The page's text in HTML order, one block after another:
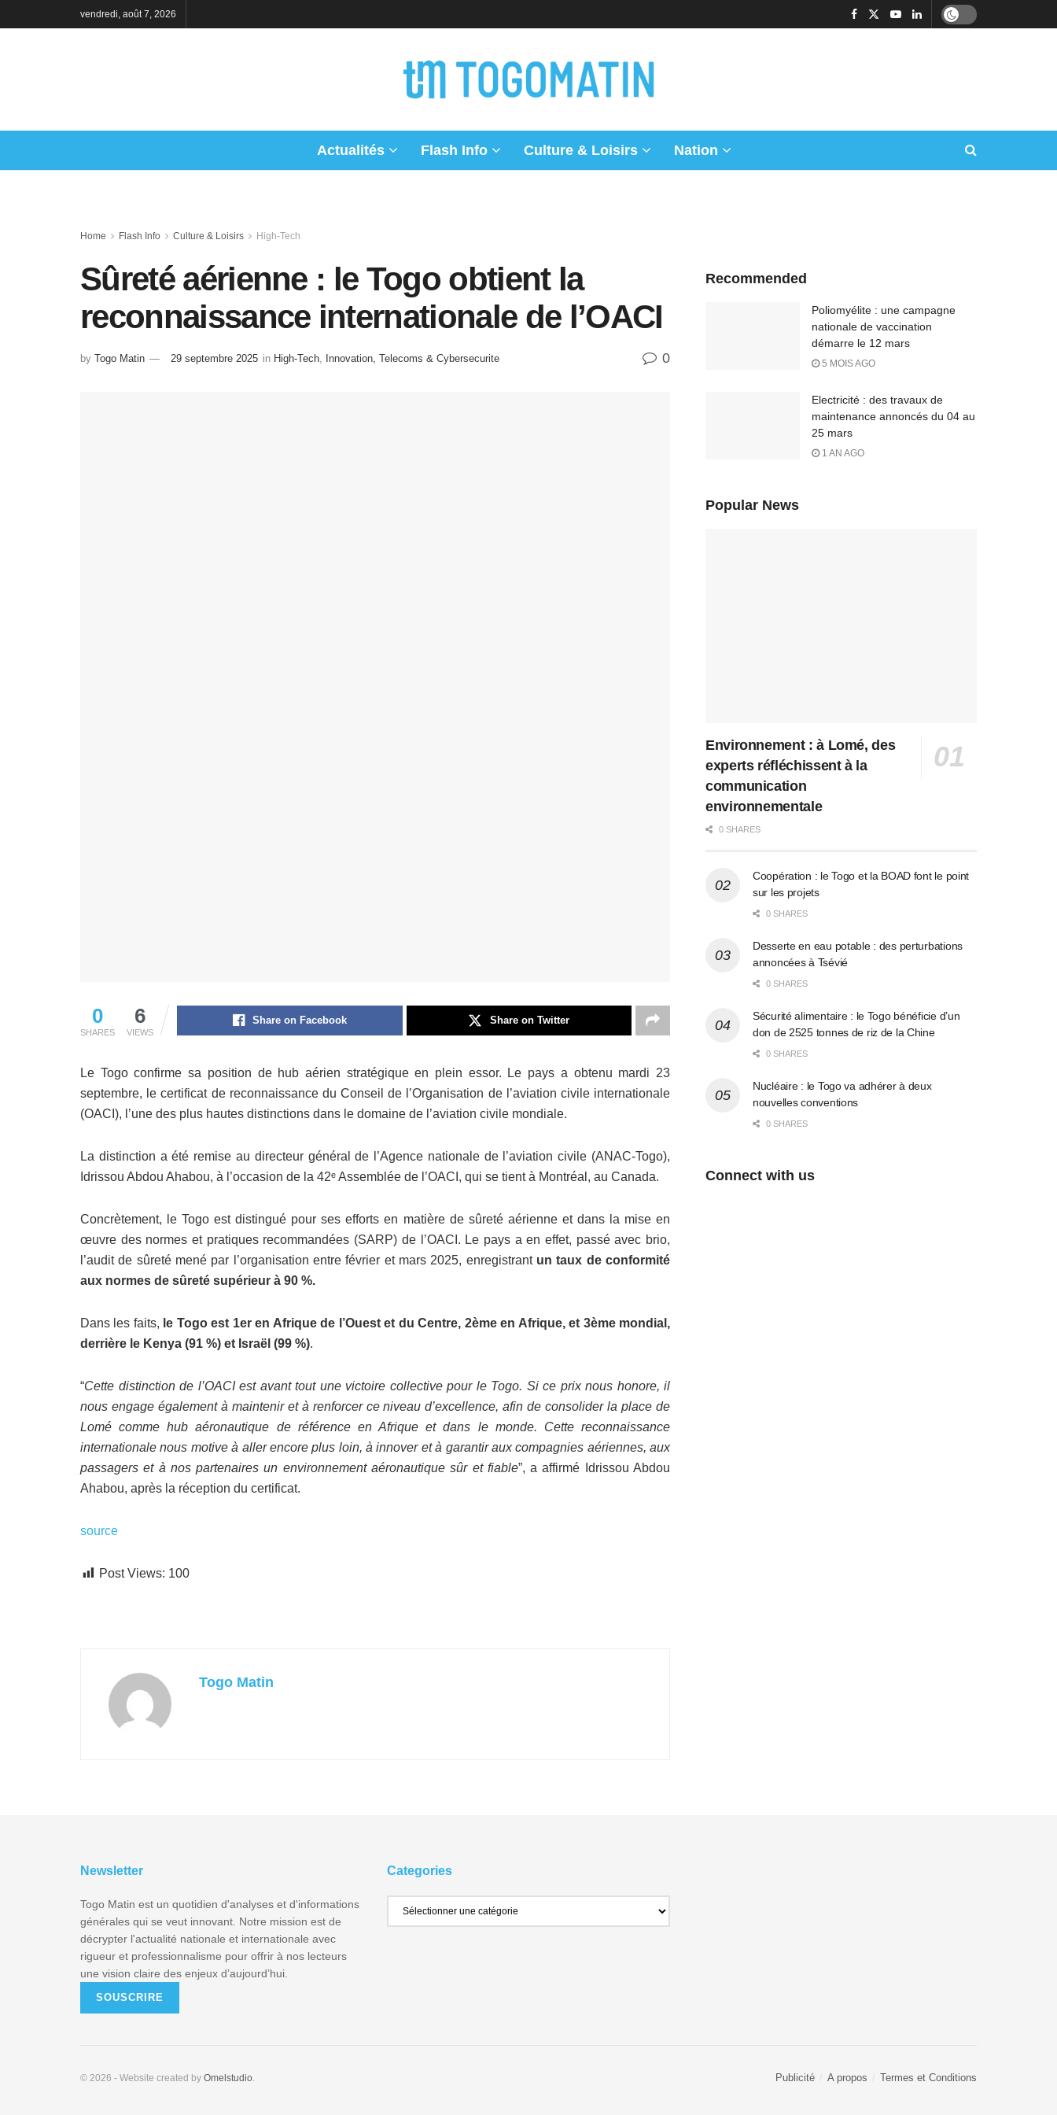
vendredi, août 7, 2026
Actualités Flash Info Culture & Loisirs Nation
Home Flash Info Culture & Loisirs High-Tech
Sûreté aérienne : le Togo obtient la
reconnaissance internationale de l’OACI
by Togo Matin 29 septembre 2025 in High-Tech Innovation, Telecoms & Cybersecurite 0
0
SHARES
6
VIEWS
Share on Facebook Share on Twitter
Le Togo confirme sa position de hub aérien stratégique en plein essor. Le pays a obtenu mardi 23
septembre, le certificat de reconnaissance du Conseil de l’Organisation de l’aviation civile internationale
(OACI), l’une des plus hautes distinctions dans le domaine de l’aviation civile mondiale.
La distinction a été remise au directeur général de l’Agence nationale de l’aviation civile (ANAC-Togo),
Idrissou Abdou Ahabou, à l’occasion de la 42ᵉ Assemblée de l’OACI, qui se tient à Montréal, au Canada.
Concrètement, le Togo est distingué pour ses efforts en matière de sûreté aérienne et dans la mise en
œuvre des normes et pratiques recommandées (SARP) de l’OACI. Le pays a en effet, passé avec brio,
l’audit de sûreté mené par l’organisation entre février et mars 2025, enregistrant un taux de conformité
aux normes de sûreté supérieur à 90 %.
Dans les faits, le Togo est 1er en Afrique de l’Ouest et du Centre, 2ème en Afrique, et 3ème mondial,
derrière le Kenya (91 %) et Israël (99 %).
“Cette distinction de l’OACI est avant tout une victoire collective pour le Togo. Si ce prix nous honore, il
nous engage également à maintenir et à renforcer ce niveau d’excellence, afin de consolider la place de
Lomé comme hub aéronautique de référence en Afrique et dans le monde. Cette reconnaissance
internationale nous motive à aller encore plus loin, à innover et à garantir aux compagnies aériennes, aux
passagers et à nos partenaires un environnement aéronautique sûr et fiable”, a affirmé Idrissou Abdou
Ahabou, après la réception du certificat.
source
Post Views: 100
Togo Matin
Recommended
Poliomyélite : une campagne
nationale de vaccination
démarre le 12 mars
5 MOIS AGO
Electricité : des travaux de
maintenance annoncés du 04 au
25 mars
1 AN AGO
Popular News
Environnement : à Lomé, des
experts réfléchissent à la
communication
environnementale
0 SHARES
Coopération : le Togo et la BOAD font le point
sur les projets
0 SHARES
Desserte en eau potable : des perturbations
annoncées à Tsévié
0 SHARES
Sécurité alimentaire : le Togo bénéficie d’un
don de 2525 tonnes de riz de la Chine
0 SHARES
Nucléaire : le Togo va adhérer à deux
nouvelles conventions
0 SHARES
Connect with us
Newsletter
Togo Matin est un quotidien d'analyses et d'informations
générales qui se veut innovant. Notre mission est de
décrypter l'actualité nationale et internationale avec
rigueur et professionnalisme pour offrir à nos lecteurs
une vision claire des enjeux d’aujourd’hui.
SOUSCRIRE
Categories
Publicité A propos Termes et Conditions
© 2026 - Website created by Omelstudio